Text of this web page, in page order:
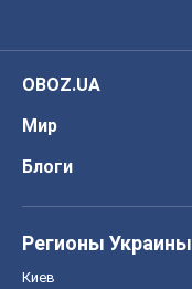
OBOZ.UA
Мир
Блоги
Регионы Украины
Киев